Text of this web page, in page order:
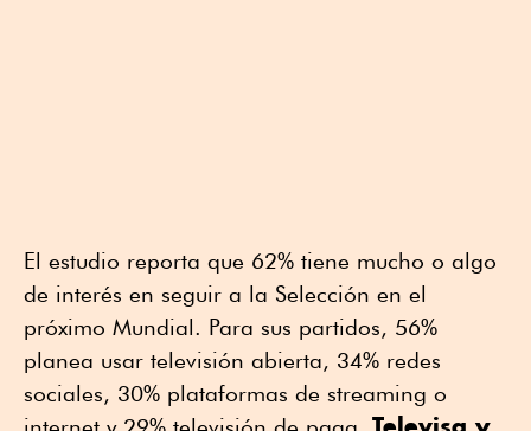
El estudio reporta que 62% tiene mucho o algo
de interés en seguir a la Selección en el
próximo Mundial. Para sus partidos, 56%
planea usar televisión abierta, 34% redes
sociales, 30% plataformas de streaming o